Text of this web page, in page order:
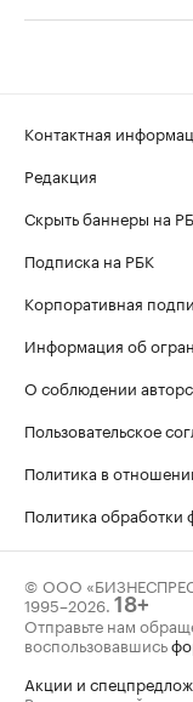
Контактная
Редакция
Скрыть баннеры на
Подписка на РБК
Корпоративная
Информация об
О соблюдении
Пользовательское
Политика в
Политика обработки
© ООО
1995–2026. 18+
Отправьте нам
воспользовавшись
Акции и